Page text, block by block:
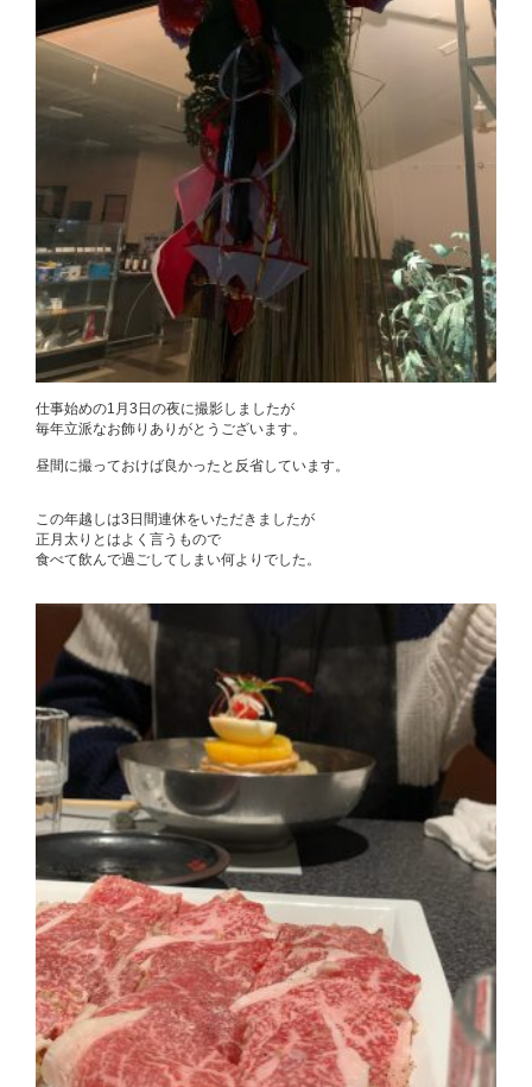
仕事始めの1月3日の夜に撮影しましたが
毎年立派なお飾りありがとうございます。
昼間に撮っておけば良かったと反省しています。
この年越しは3日間連休をいただきましたが
正月太りとはよく言うもので
食べて飲んで過ごしてしまい何よりでした。